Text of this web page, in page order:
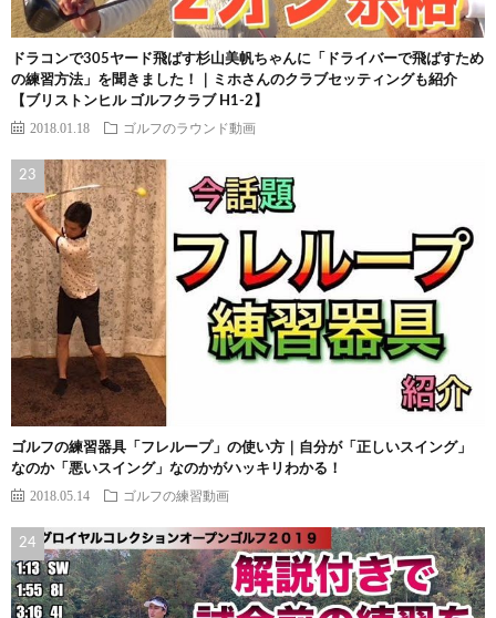
ドラコンで305ヤード飛ばす杉山美帆ちゃんに「ドライバーで飛ばすため
の練習方法」を聞きました！｜ミホさんのクラブセッティングも紹介
【ブリストンヒル ゴルフクラブ H1-2】
2018.01.18 ゴルフのラウンド動画
ゴルフの練習器具「フレループ」の使い方｜自分が「正しいスイング」
なのか「悪いスイング」なのかがハッキリわかる！
2018.05.14 ゴルフの練習動画